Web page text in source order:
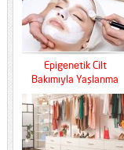
Epigenetik Cilt
Bakımıyla Yaşlanma
Kaderini Baştan Yazın